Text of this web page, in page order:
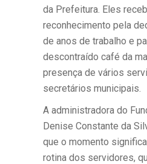
da Prefeitura. Eles
reconhecimento pela
de anos de trabalho e
descontraído café da
presença de vários
secretários municipais.
A administradora do
Denise Constante da
que o momento
rotina dos servidores,